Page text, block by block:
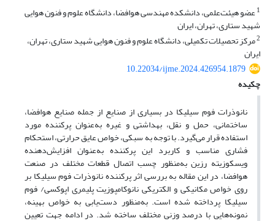
1عضو هیئت‌علمی، دانشکده مهندسی هوافضا، دانشگاه علوم و فنون هوایی
شهید ستاری، تهران، ایران
2مرکز تحصیلات تکمیلی، دانشگاه علوم و فنون هوایی شهید ستاری، تهران،
ایران
10.22034/ijme.2024.426954.1879
چکیده
نانوذرات فوم سیلیکا در بسیاری از صنایع از جمله صنایع هوافضا،
ساختمانی، حمل و نقل، بهداشتی و غیره به‌عنوان پرکننده مورد
استفاده قرار می‌گیرد. با توجه به سبکی، خواص عایق حرارتی، استحکام
فشاری مناسب و کاربرد این پرکننده به‌عنوان افزایش‌دهنده
ویسکوزیته رزین به‌منظور چسب اتصال قطعات مختلف در صنعت
هوافضا، در این مقاله به بررسی اثر پرکننده نانوذرات فوم سیلیکا بر
روی خواص مکانیکی و الکتریکی نانوکامپوزیت پلیمری اپوکسی/ فوم
سیلیکا پرداخته ‌شده ‌است. به‌منظور دست‌یابی به خواص بهینه،
نمونه‌هایی با درصد وزنی مختلف ساخته شد. در ادامه جهت تعیین